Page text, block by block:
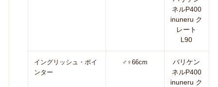
ネルP400
inuneru ク
レート
L90
イングリッシュ・ポイ
ンター
♂♀66cm
バリケン
ネルP400
inuneru ク